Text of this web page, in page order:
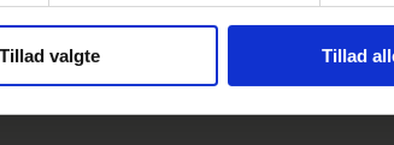
Tillad valgte Tillad